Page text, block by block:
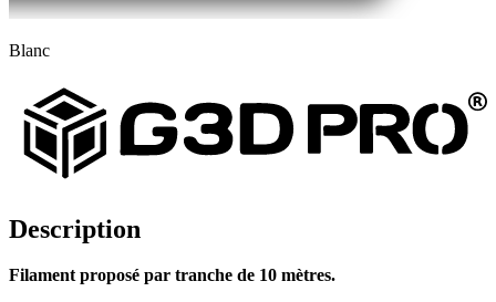
Blanc
Description
Filament proposé par tranche de 10 mètres.